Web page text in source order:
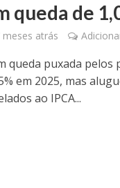
queda de
meses atrás
queda puxada pelos
em 2025, mas
ao IPCA...